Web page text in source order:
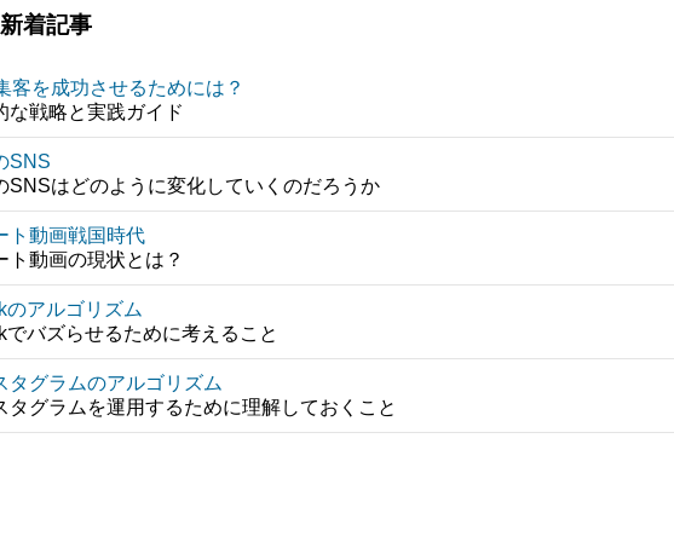
着記事
客を成功させるためには？
な戦略と実践ガイド
SNS
SNSはどのように変化していくのだろうか
ト動画戦国時代
ト動画の現状とは？
のアルゴリズム
でバズらせるために考えること
タグラムのアルゴリズム
タグラムを運用するために理解しておくこと